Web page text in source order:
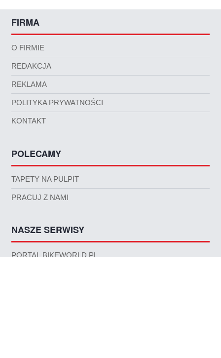
FIRMA
O FIRMIE
REDAKCJA
REKLAMA
POLITYKA PRYWATNOŚCI
KONTAKT
POLECAMY
TAPETY NA PULPIT
PRACUJ Z NAMI
NASZE SERWISY
PORTAL.BIKEWORLD.PL